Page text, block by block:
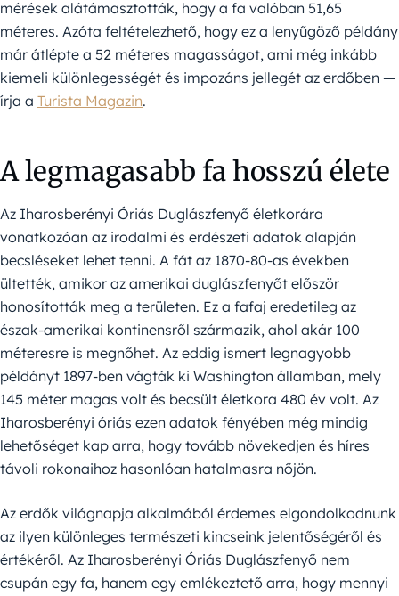
mérések alátámasztották, hogy a fa valóban 51,65
méteres. Azóta feltételezhető, hogy ez a lenyűgöző példány
már átlépte a 52 méteres magasságot, ami még inkább
kiemeli különlegességét és impozáns jellegét az erdőben —
írja a Turista Magazin.
A legmagasabb fa hosszú élete
Az Iharosberényi Óriás Duglászfenyő életkorára
vonatkozóan az irodalmi és erdészeti adatok alapján
becsléseket lehet tenni. A fát az 1870-80-as években
ültették, amikor az amerikai duglászfenyőt először
honosították meg a területen. Ez a fafaj eredetileg az
észak-amerikai kontinensről származik, ahol akár 100
méteresre is megnőhet. Az eddig ismert legnagyobb
példányt 1897-ben vágták ki Washington államban, mely
145 méter magas volt és becsült életkora 480 év volt. Az
Iharosberényi óriás ezen adatok fényében még mindig
lehetőséget kap arra, hogy tovább növekedjen és híres
távoli rokonaihoz hasonlóan hatalmasra nőjön.
Az erdők világnapja alkalmából érdemes elgondolkodnunk
az ilyen különleges természeti kincseink jelentőségéről és
értékéről. Az Iharosberényi Óriás Duglászfenyő nem
csupán egy fa, hanem egy emlékeztető arra, hogy mennyi